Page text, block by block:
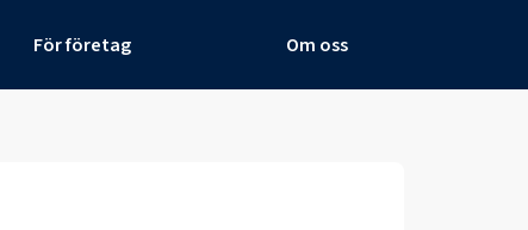
För företag Om oss